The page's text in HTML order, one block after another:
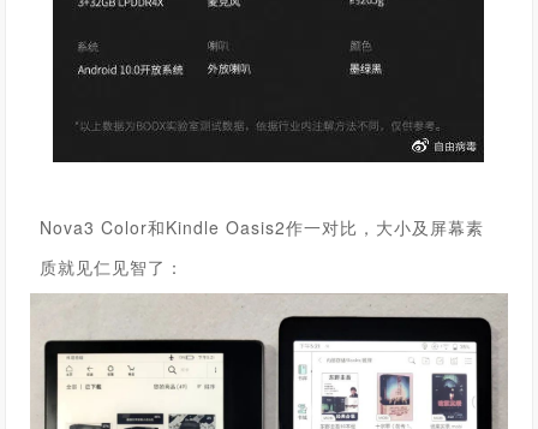
Nova3 Color和Kindle Oasis2作一对比，大小及屏幕素
质就见仁见智了：